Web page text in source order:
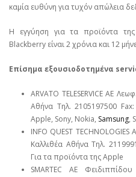
καμία ευθύνη για τυχόν απώλεια
Η εγγύηση για τα προϊόντα
Blackberry είναι 2 χρόνια και 12
Επίσημα εξουσιοδοτημένα
ARVATO TELESERVICE ΑΕ
Αθήνα Τηλ. 2105197500
Apple, Sony, Nokia, Samsung,
INFO QUEST
Καλλιθέα Αθήνα Τηλ.
Για τα προϊόντα της Apple
SMARTEC ΑΕ